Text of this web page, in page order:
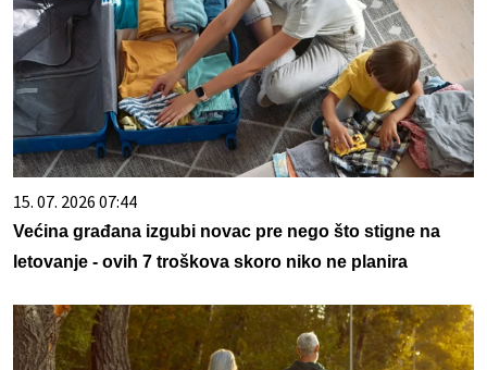
15. 07. 2026 07:44
Većina građana izgubi novac pre nego što stigne na
letovanje - ovih 7 troškova skoro niko ne planira